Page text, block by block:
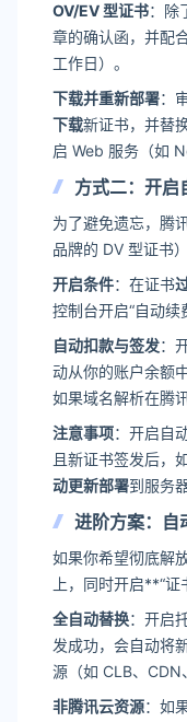
OV/EV 型证书：除
章的确认函，并配
工作日）。
下载并重新部署：
下载新证书，并替
启 Web 服务（如
方式二：开启
为了避免遗忘，腾
品牌的 DV 型证书）
开启条件：在证书
控制台开启“自动续
自动扣款与签发：
动从你的账户余额
如果域名解析在腾
注意事项：开启自
且新证书签发后，
动更新部署到服务器
进阶方案：自
如果你希望彻底解
上，同时开启**“证
全自动替换：开启
发成功，会自动将
源（如 CLB、CDN
非腾讯云资源：如